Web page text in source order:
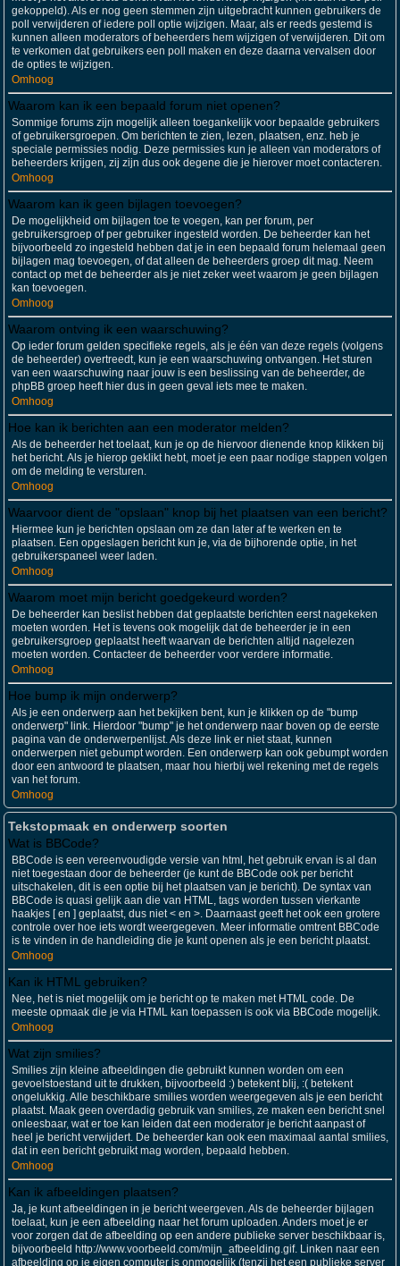
gekoppeld). Als er nog geen stemmen zijn uitgebracht kunnen gebruikers de
poll verwijderen of iedere poll optie wijzigen. Maar, als er reeds gestemd is
kunnen alleen moderators of beheerders hem wijzigen of verwijderen. Dit om
te verkomen dat gebruikers een poll maken en deze daarna vervalsen door
de opties te wijzigen.
Omhoog
Waarom kan ik een bepaald forum niet openen?
Sommige forums zijn mogelijk alleen toegankelijk voor bepaalde gebruikers
of gebruikersgroepen. Om berichten te zien, lezen, plaatsen, enz. heb je
speciale permissies nodig. Deze permissies kun je alleen van moderators of
beheerders krijgen, zij zijn dus ook degene die je hierover moet contacteren.
Omhoog
Waarom kan ik geen bijlagen toevoegen?
De mogelijkheid om bijlagen toe te voegen, kan per forum, per
gebruikersgroep of per gebruiker ingesteld worden. De beheerder kan het
bijvoorbeeld zo ingesteld hebben dat je in een bepaald forum helemaal geen
bijlagen mag toevoegen, of dat alleen de beheerders groep dit mag. Neem
contact op met de beheerder als je niet zeker weet waarom je geen bijlagen
kan toevoegen.
Omhoog
Waarom ontving ik een waarschuwing?
Op ieder forum gelden specifieke regels, als je één van deze regels (volgens
de beheerder) overtreedt, kun je een waarschuwing ontvangen. Het sturen
van een waarschuwing naar jouw is een beslissing van de beheerder, de
phpBB groep heeft hier dus in geen geval iets mee te maken.
Omhoog
Hoe kan ik berichten aan een moderator melden?
Als de beheerder het toelaat, kun je op de hiervoor dienende knop klikken bij
het bericht. Als je hierop geklikt hebt, moet je een paar nodige stappen volgen
om de melding te versturen.
Omhoog
Waarvoor dient de "opslaan" knop bij het plaatsen van een bericht?
Hiermee kun je berichten opslaan om ze dan later af te werken en te
plaatsen. Een opgeslagen bericht kun je, via de bijhorende optie, in het
gebruikerspaneel weer laden.
Omhoog
Waarom moet mijn bericht goedgekeurd worden?
De beheerder kan beslist hebben dat geplaatste berichten eerst nagekeken
moeten worden. Het is tevens ook mogelijk dat de beheerder je in een
gebruikersgroep geplaatst heeft waarvan de berichten altijd nagelezen
moeten worden. Contacteer de beheerder voor verdere informatie.
Omhoog
Hoe bump ik mijn onderwerp?
Als je een onderwerp aan het bekijken bent, kun je klikken op de "bump
onderwerp" link. Hierdoor "bump" je het onderwerp naar boven op de eerste
pagina van de onderwerpenlijst. Als deze link er niet staat, kunnen
onderwerpen niet gebumpt worden. Een onderwerp kan ook gebumpt worden
door een antwoord te plaatsen, maar hou hierbij wel rekening met de regels
van het forum.
Omhoog
Tekstopmaak en onderwerp soorten
Wat is BBCode?
BBCode is een vereenvoudigde versie van html, het gebruik ervan is al dan
niet toegestaan door de beheerder (je kunt de BBCode ook per bericht
uitschakelen, dit is een optie bij het plaatsen van je bericht). De syntax van
BBCode is quasi gelijk aan die van HTML, tags worden tussen vierkante
haakjes [ en ] geplaatst, dus niet < en >. Daarnaast geeft het ook een grotere
controle over hoe iets wordt weergegeven. Meer informatie omtrent BBCode
is te vinden in de handleiding die je kunt openen als je een bericht plaatst.
Omhoog
Kan ik HTML gebruiken?
Nee, het is niet mogelijk om je bericht op te maken met HTML code. De
meeste opmaak die je via HTML kan toepassen is ook via BBCode mogelijk.
Omhoog
Wat zijn smilies?
Smilies zijn kleine afbeeldingen die gebruikt kunnen worden om een
gevoelstoestand uit te drukken, bijvoorbeeld :) betekent blij, :( betekent
ongelukkig. Alle beschikbare smilies worden weergegeven als je een bericht
plaatst. Maak geen overdadig gebruik van smilies, ze maken een bericht snel
onleesbaar, wat er toe kan leiden dat een moderator je bericht aanpast of
heel je bericht verwijdert. De beheerder kan ook een maximaal aantal smilies,
dat in een bericht gebruikt mag worden, bepaald hebben.
Omhoog
Kan ik afbeeldingen plaatsen?
Ja, je kunt afbeeldingen in je bericht weergeven. Als de beheerder bijlagen
toelaat, kun je een afbeelding naar het forum uploaden. Anders moet je er
voor zorgen dat de afbeelding op een andere publieke server beschikbaar is,
bijvoorbeeld http://www.voorbeeld.com/mijn_afbeelding.gif. Linken naar een
afbeelding op je eigen computer is onmogelijk (tenzij het een publieke server